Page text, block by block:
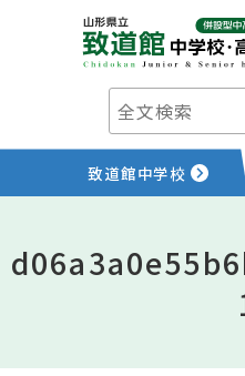
致道館中学校